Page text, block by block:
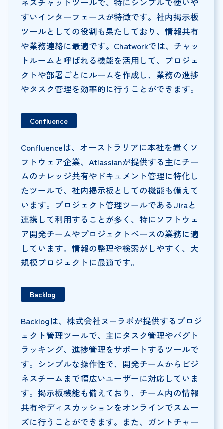
ネスチャットツールで、特にシンプルで使いや
すいインターフェースが特徴です。社内掲示板
ツールとしての役割も果たしており、情報共有
や業務連絡に最適です。Chatworkでは、チャッ
トルームと呼ばれる機能を活用して、プロジェ
クトや部署ごとにルームを作成し、業務の進捗
やタスク管理を効率的に行うことができます。
Confluence
Confluenceは、オーストラリアに本社を置くソ
フトウェア企業、Atlassianが提供する主にチー
ムのナレッジ共有やドキュメント管理に特化し
たツールで、社内掲示板としての機能も備えて
います。プロジェクト管理ツールであるJiraと
連携して利用することが多く、特にソフトウェ
ア開発チームやプロジェクトベースの業務に適
しています。情報の整理や検索がしやすく、大
規模プロジェクトに最適です。
Backlog
Backlogは、株式会社ヌーラボが提供するプロジ
ェクト管理ツールで、主にタスク管理やバグト
ラッキング、進捗管理をサポートするツールで
す。シンプルな操作性で、開発チームからビジ
ネスチームまで幅広いユーザーに対応していま
す。掲示板機能も備えており、チーム内の情報
共有やディスカッションをオンラインでスムー
ズに行うことができます。また、ガントチャー